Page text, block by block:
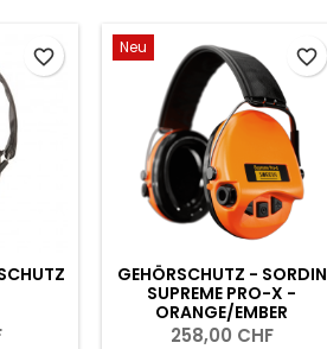
favorite_border Neu
GEHÖRSCHUTZ - SORDIN
SUPREME PRO-X -
ORANGE/EMBER
258,00 CHF
favorite_border